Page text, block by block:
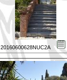
20160600628NUC2A